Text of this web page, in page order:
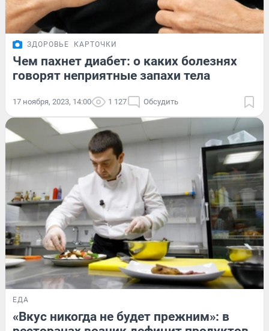
ЗДОРОВЬЕ КАРТОЧКИ
Чем пахнет диабет: о каких болезнях
говорят неприятные запахи тела
17 ноября, 2023, 14:00 1 127 Обсудить
ЕДА
«Вкус никогда не будет прежним»: в